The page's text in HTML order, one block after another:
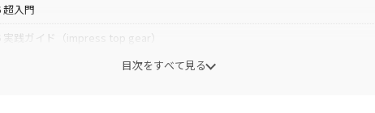
超入門
実践ガイド（impress top gear）
目次をすべて見る